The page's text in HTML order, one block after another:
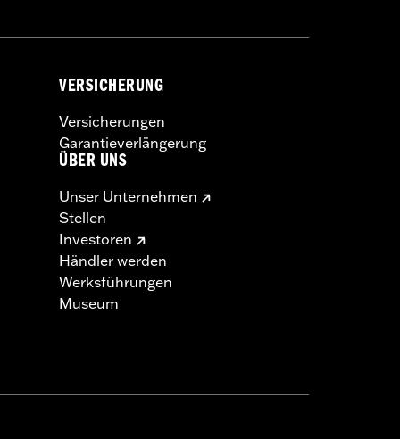
VERSICHERUNG
Versicherungen
Garantieverlängerung
ÜBER UNS
Unser Unternehmen
Stellen
Investoren
Händler werden
Werksführungen
Museum